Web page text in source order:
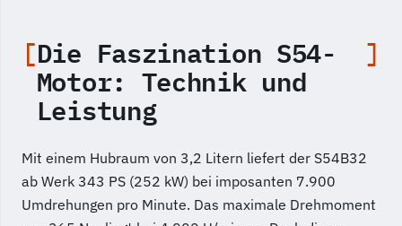
Die Faszination S54-
Motor: Technik und
Leistung
Mit einem Hubraum von 3,2 Litern liefert der S54B32
ab Werk 343 PS (252 kW) bei imposanten 7.900
Umdrehungen pro Minute. Das maximale Drehmoment